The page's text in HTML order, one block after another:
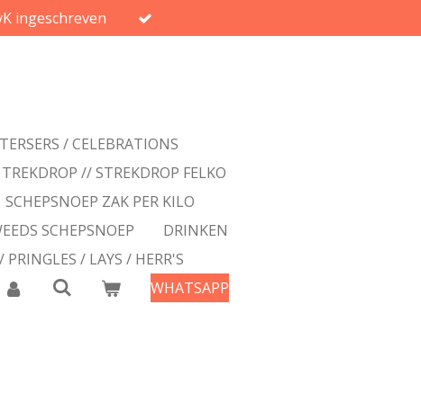
ingeschreven
/ CELEBRATIONS
TREKDROP // STREKDROP FELKO
SCHEPSNOEP ZAK PER KILO
SCHEPSNOEP
DRINKEN
/ LAYS / HERR'S
WHATSAPP